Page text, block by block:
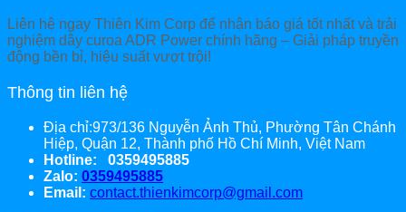
Liên hệ ngay Thiên Kim Corp để nhận báo giá tốt nhất và trải
nghiệm dây curoa ADR Power chính hãng – Giải pháp truyền
động bền bỉ, hiệu suất vượt trội!
Thông tin liên hệ
Địa chỉ:973/136 Nguyễn Ảnh Thủ, Phường Tân Chánh
Hiệp, Quận 12, Thành phố Hồ Chí Minh, Việt Nam
Hotline: 0359495885
Zalo: 0359495885
Email: contact.thienkimcorp@gmail.com